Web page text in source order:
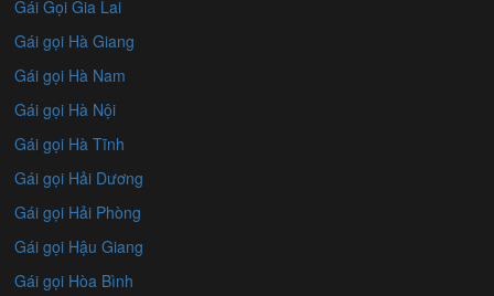
Gái Gọi Gia Lai
Gái gọi Hà Giang
Gái gọi Hà Nam
Gái gọi Hà Nội
Gái gọi Hà Tĩnh
Gái gọi Hải Dương
Gái gọi Hải Phòng
Gái gọi Hậu Giang
Gái gọi Hòa Bình